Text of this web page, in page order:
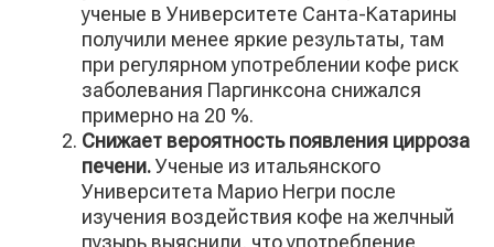
ученые в Университете Санта-Катарины
получили менее яркие результаты, там
при регулярном употреблении кофе риск
заболевания Паргинксона снижался
примерно на 20 %.
Снижает вероятность появления цирроза
печени.Ученые из итальянского
Университета Марио Негри после
изучения воздействия кофе на желчный
пузырь выяснили, что употребление